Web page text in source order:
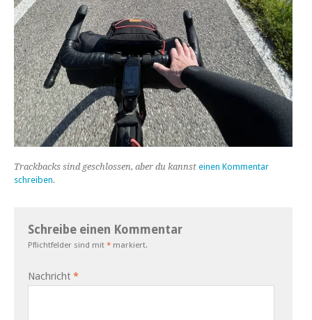
Trackbacks sind geschlossen, aber du kannst einen Kommentar
schreiben.
Schreibe einen Kommentar
Pflichtfelder sind mit * markiert.
Nachricht *